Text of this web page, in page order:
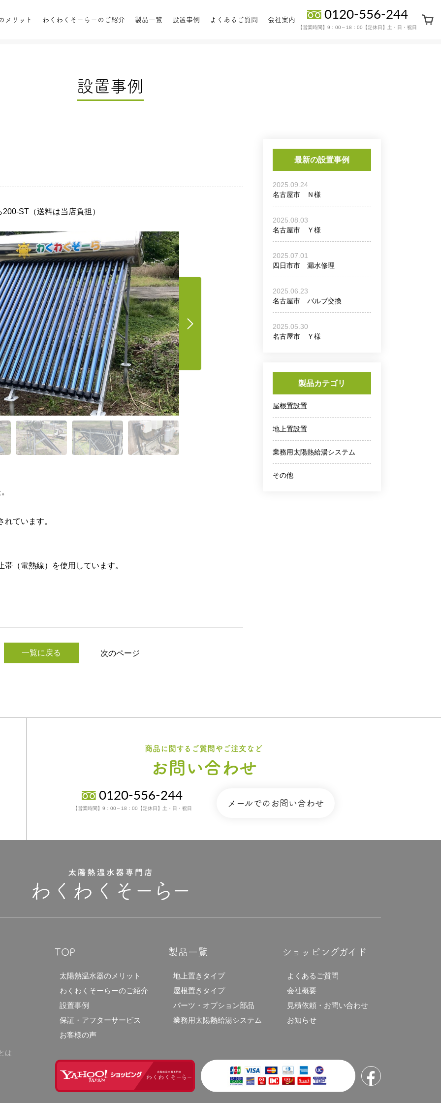
メリット わくわくそーらーのご紹介
アフターサービス
製品一覧 設置事例 よくあるご質問 会社案内 0120-556-244
【営業時間】9：00～18：00【定休日】土・日・祝日
設置事例
ST（送料は当店負担）
ています。
（電熱線）を使用しています。
一覧に戻る 次のページ
最新の設置事例
2025.09.24
名古屋市 Ｎ様
2025.08.03
名古屋市 Ｙ様
2025.07.01
四日市市 漏水修理
2025.06.23
名古屋市 バルブ交換
2025.05.30
名古屋市 Ｙ様
製品カテゴリ
屋根置設置
地上置設置
業務用太陽熱給湯システム
その他
商品に関するご質問やご注文など
お問い合わせ
0120-556-244
【営業時間】9：00～18：00【定休日】土・日・祝日
メールでのお問い合わせ
は
TOP
太陽熱温水器のメリット
わくわくそーらーのご紹介
設置事例
保証・アフターサービス
お客様の声
製品一覧
地上置きタイプ
屋根置きタイプ
パーツ・オプション部品
業務用太陽熱給湯システム
ショッピングガイド
よくあるご質問
会社概要
見積依頼・お問い合わせ
お知らせ